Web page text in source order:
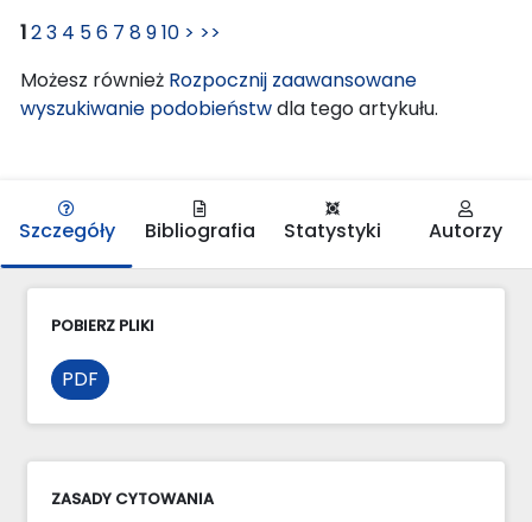
123 4 56 7 8910 > >>
Możesz również Rozpocznij zaawansowane
wyszukiwanie podobieństwdla tego artykułu.
Szczegóły Bibliografia Statystyki Autorzy
POBIERZ PLIKI
PDF
ZASADY CYTOWANIA